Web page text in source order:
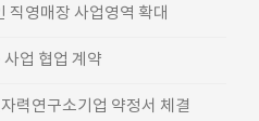
직영매장 사업영역 확대
업 협업 계약
력연구소기업 약정서 체결